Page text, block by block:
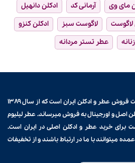
مای وی آرمانی کد
ادکلن دانهیل
لاگوست لاگوست سبز
ادکلن کنزو
عطر تستر مردانه
فروشعطر و ادکلن
ایران است که از سال ۱۳۸۹
اصل و اورجینال به فروش میرساند. عطر لیلیوم
برایخرید عطر و ادکلن اصلی در ایران است.
میتوانند با ما در ارتباط باشند و از تخفیفات